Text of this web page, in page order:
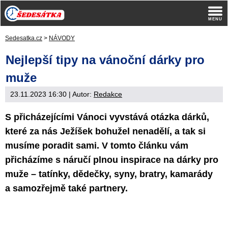
Sedesatka.cz > NÁVODY
Nejlepší tipy na vánoční dárky pro
muže
23.11.2023 16:30 | Autor: Redakce
S přicházejícími Vánoci vyvstává otázka dárků,
které za nás Ježíšek bohužel nenadělí, a tak si
musíme poradit sami. V tomto článku vám
přicházíme s náručí plnou inspirace na dárky pro
muže – tatínky, dědečky, syny, bratry, kamarády
a samozřejmě také partnery.